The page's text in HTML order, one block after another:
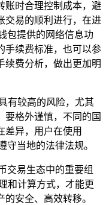
账时合理控制成本，避
交易的顺利进行，在进
包提供的网络信息功
手续费标准，也可以参
续费分析，做出更加明
有较高的风险，尤其
要格外谨慎，不同的国
差异，用户在使用
守当地的法律法规。
交易生态中的重要组
和计算方式，才能更
安全、高效转移。